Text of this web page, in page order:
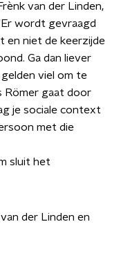
van der Linden,
wordt gevraagd
en niet de keerzijde
Ga dan liever
gelden viel om te
Römer gaat door
je sociale context
met die
sluit het
der Linden en